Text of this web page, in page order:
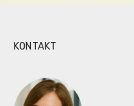
KONTAKT